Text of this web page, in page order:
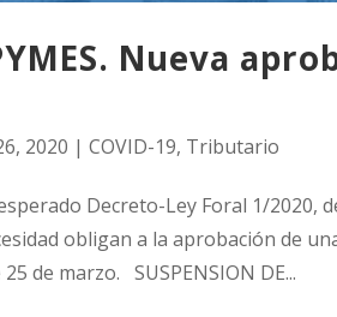
Nueva
2020 |COVID-19, Tributario
Decreto-Ley Foral 1/2020,
obligan a la aprobación de
de marzo. SUSPENSION DE...